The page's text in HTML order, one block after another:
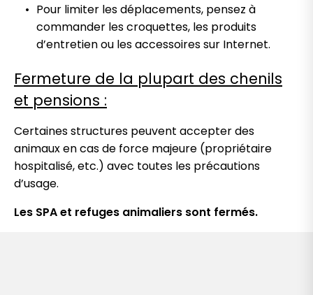
Pour limiter les déplacements, pensez à
commander les croquettes, les produits
d’entretien ou les accessoires sur Internet.
Fermeture de la plupart des chenils
et pensions :
Certaines structures peuvent accepter des
animaux en cas de force majeure (propriétaire
hospitalisé, etc.) avec toutes les précautions
d’usage.
Les SPA et refuges animaliers sont fermés.